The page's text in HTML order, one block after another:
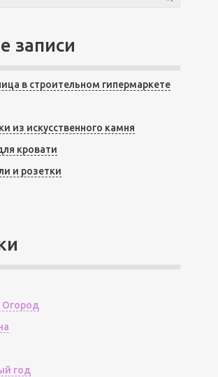
записи
в строительном гипермаркете
из искусственного камня
кровати
и розетки
Огород
год